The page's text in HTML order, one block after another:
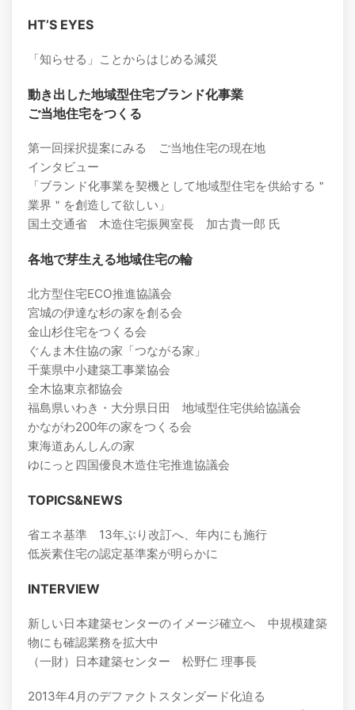
HTʼS EYES
「知らせる」ことからはじめる減災
動き出した地域型住宅ブランド化事業
ご当地住宅をつくる
第一回採択提案にみる ご当地住宅の現在地
インタビュー
「ブランド化事業を契機として地域型住宅を供給する＂
業界＂を創造して欲しい」
国土交通省 木造住宅振興室長 加古貴一郎 氏
各地で芽生える地域住宅の輪
北方型住宅ECO推進協議会
宮城の伊達な杉の家を創る会
金山杉住宅をつくる会
ぐんま木住協の家「つながる家」
千葉県中小建築工事業協会
全木協東京都協会
福島県いわき・大分県日田 地域型住宅供給協議会
かながわ200年の家をつくる会
東海道あんしんの家
ゆにっと四国優良木造住宅推進協議会
TOPICS&NEWS
省エネ基準 13年ぶり改訂へ、年内にも施行
低炭素住宅の認定基準案が明らかに
INTERVIEW
新しい日本建築センターのイメージ確立へ 中規模建築
物にも確認業務を拡大中
（一財）日本建築センター 松野仁 理事長
2013年4月のデファクトスタンダード化迫る